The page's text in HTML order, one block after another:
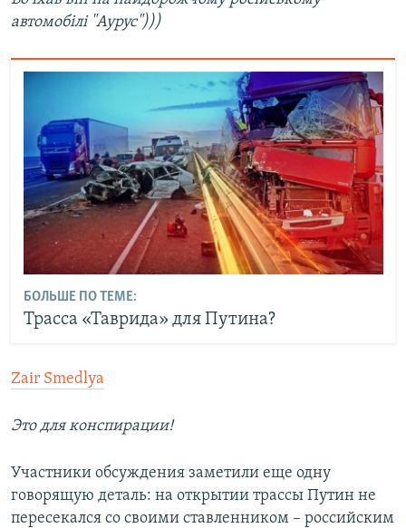
автомобілі "Аурус")))
БОЛЬШЕ ПО ТЕМЕ:
Трасса «Таврида» для Путина?
Zair Smedlya
Это для конспирации!
Участники обсуждения заметили еще одну
говорящую деталь: на открытии трассы Путин не
пересекался со своими ставленником – российским